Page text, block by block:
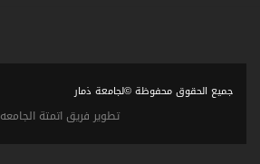
جميع الحقوق محفوظة ©لجامعة ذمار
تطوير فريق اتمتة الجامعه